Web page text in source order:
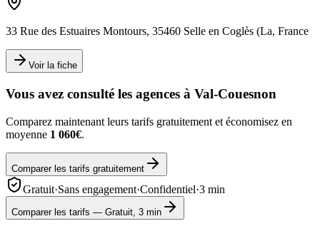
33 Rue des Estuaires Montours, 35460 Selle en Coglès (La, France
Voir la fiche
Vous avez consulté les agences à Val-Couesnon
Comparez maintenant leurs tarifs gratuitement et économisez en
moyenne 1 060€.
Comparer les tarifs gratuitement
Gratuit·Sans engagement·Confidentiel·3 min
Comparer les tarifs — Gratuit, 3 min